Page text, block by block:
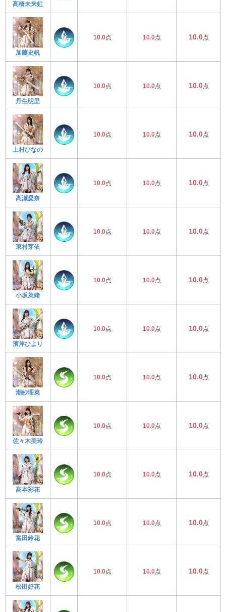
髙橋未来虹
加藤史帆
10.0点 10.0点 10.0点
丹生明里
10.0点 10.0点 10.0点
上村ひなの
10.0点 10.0点 10.0点
高瀬愛奈
10.0点 10.0点 10.0点
東村芽依
10.0点 10.0点 10.0点
小坂菜緒
10.0点 10.0点 10.0点
濱岸ひより
10.0点 10.0点 10.0点
潮紗理菜
10.0点 10.0点 10.0点
佐々木美玲
10.0点 10.0点 10.0点
高本彩花
10.0点 10.0点 10.0点
富田鈴花
10.0点 10.0点 10.0点
松田好花
10.0点 10.0点 10.0点